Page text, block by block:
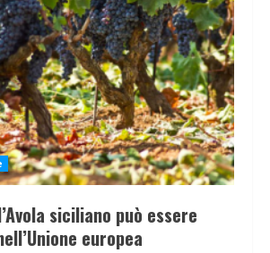
siciliano può essere
europea